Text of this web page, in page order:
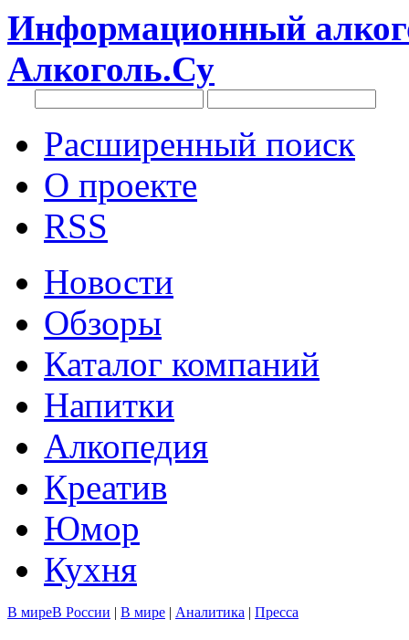
Информационный
Алкоголь.Су
Расширенный поиск
О проекте
RSS
Новости
Обзоры
Каталог компаний
Напитки
Алкопедия
Креатив
Юмор
Кухня
В миреВ России | В мире | Аналитика | Пресса